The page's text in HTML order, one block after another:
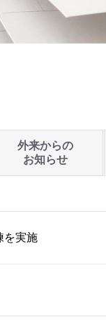
外来からの
お知らせ
を実施